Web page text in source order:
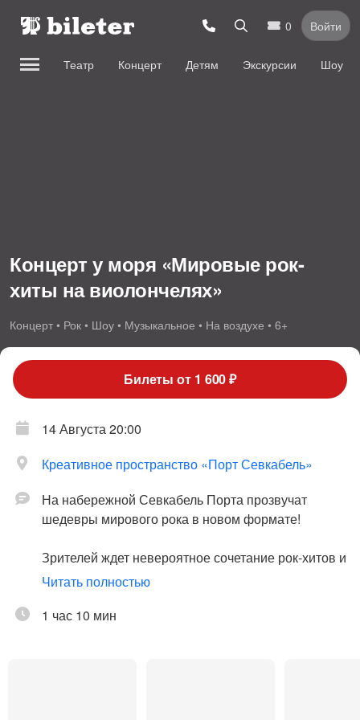
0 Войти
Театр Концерт Детям Экскурсии Шоу
Концерт у моря «Мировые рок-
хиты на виолончелях»
Концерт • Рок • Шоу • Музыкальное • На воздухе • 6+
Билеты от 1 600 ₽
14 Августа 20:00
Креативное пространство «Порт Севкабель»
На набережной Севкабель Порта прозвучат
шедевры мирового рока в новом формате!
Зрителей ждет невероятное сочетание рок-хитов и
классики в исполнении группы «Виолончеллика»
развернется настоящее представление, а
Читать полностью
1 час 10 мин